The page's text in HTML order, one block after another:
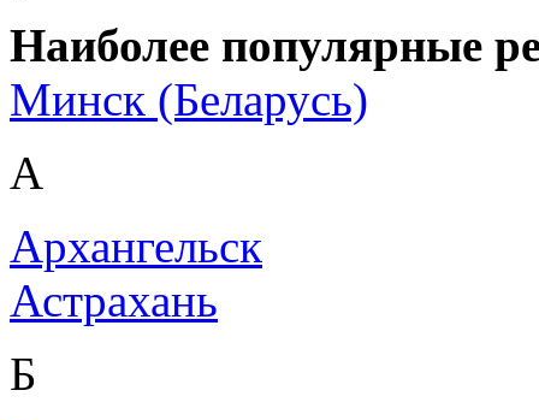
Наиболее популярные
Минск (Беларусь)
А
Архангельск
Астрахань
Б